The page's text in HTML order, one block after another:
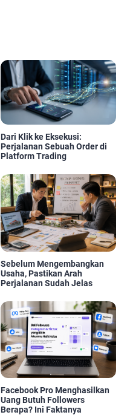
Dari Klik ke Eksekusi:
Perjalanan Sebuah Order di
Platform Trading
Sebelum Mengembangkan
Usaha, Pastikan Arah
Perjalanan Sudah Jelas
Facebook Pro Menghasilkan
Uang Butuh Followers
Berapa? Ini Faktanya